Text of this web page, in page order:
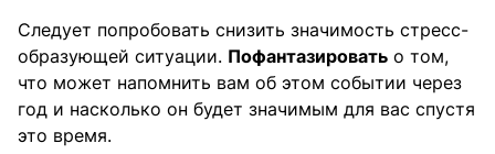
Следует попробовать снизить значимость стресс-
образующей ситуации. Пофантазировать о том,
что может напомнить вам об этом событии через
год и насколько он будет значимым для вас спустя
это время.